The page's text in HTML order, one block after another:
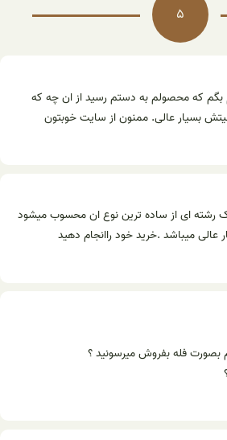
5
بگم که محصولم به دستم رسید از ان چه که
بسیار عالی. ممنون از سایت خوبتون
ک رشته ای از ساده ترین نوع ان محسوب میشود
عالی میباشد .خرید خود راانجام دهید
بصورت فله بفروش میرسونید ؟